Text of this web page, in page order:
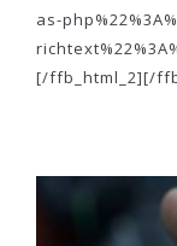
as-
[/ffb_html_2][/